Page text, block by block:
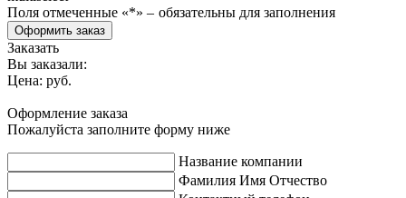
Поля отмеченные «*» ‒ обязательны для заполнения
Оформить заказ
Заказать
Вы заказали:
Цена: руб.
Оформление заказа
Пожалуйста заполните форму ниже
Название компании
Фамилия Имя Отчество